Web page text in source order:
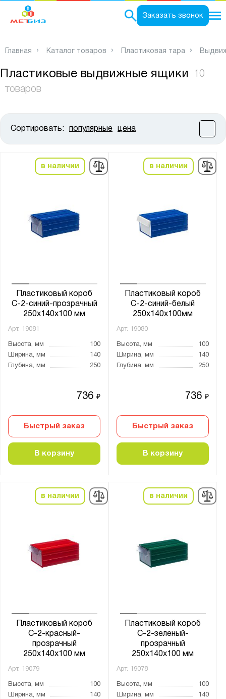
Заказать звонок
Главная Каталог товаров Пластиковая тара
Пластиковые выдвижные ящики
10
товаров
Сортировать: популярные цена
в наличии
Пластиковый короб
С-2-синий-прозрачный
250х140х100 мм
Арт. 19081
Высота, мм
100
Ширина, мм
140
Глубина, мм
250
736₽
Быстрый заказ
В корзину
в наличии
Пластиковый короб
С-2-синий-белый
250х140х100мм
Арт. 19080
Высота, мм
100
Ширина, мм
140
Глубина, мм
250
736₽
Быстрый заказ
В корзину
в наличии
Пластиковый короб
С-2-красный-
прозрачный
250х140х100 мм
Арт. 19079
Высота, мм
100
Ширина, мм
140
в наличии
Пластиковый короб
С-2-зеленый-
прозрачный
250х140х100 мм
Арт. 19078
Высота, мм
100
Ширина, мм
140
Ширина, мм:
от до
Страна производства:
Производитель:
Сбросить